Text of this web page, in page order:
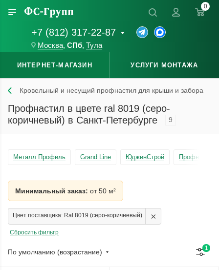
+7 (812) 317-22-87
Москва, СПб, Тула
0
ИНТЕРНЕТ-МАГАЗИН УСЛУГИ МОНТАЖА
Кровельный и несущий профнастил для крыши и забора
Профнастил в цвете ral 8019 (серо-
коричневый) в Санкт-Петербурге
9
Металл Профиль Grand Line ЮджинСтрой Профнастил
Минимальный заказ: от 50 м²
Цвет поставщика: Ral 8019 (серо-коричневый) ×
Сбросить фильтр
По умолчанию (возрастание) 1